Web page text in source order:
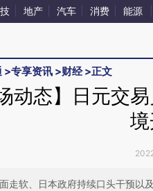
地产 汽车 消费 能源
>专享资讯 >财经>正文
场动态】日元交
走软、日本政府持续口头干预以